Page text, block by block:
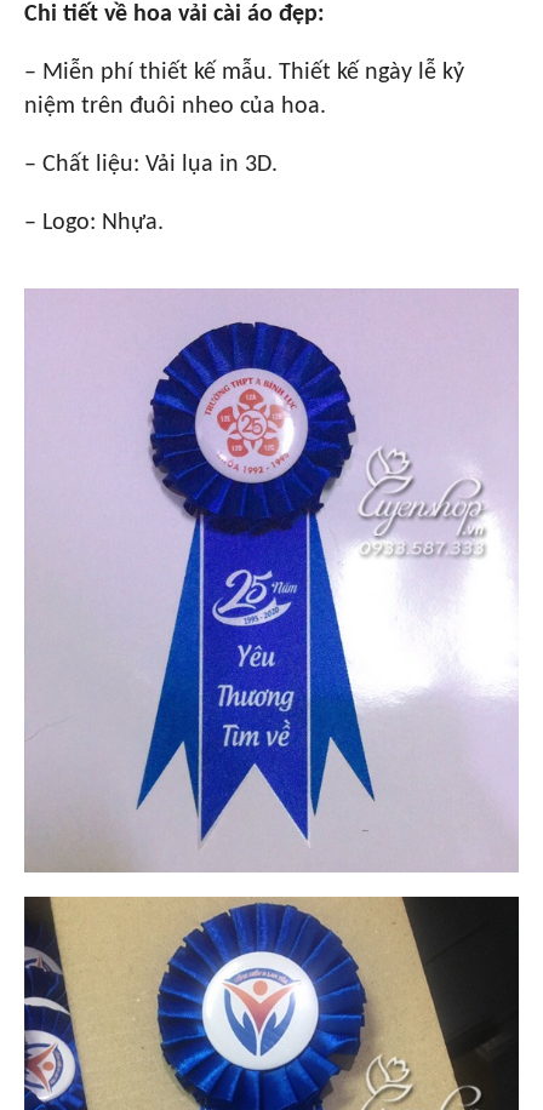
Chi tiết về hoa vải cài áo đẹp:
– Miễn phí thiết kế mẫu. Thiết kế ngày lễ kỷ
niệm trên đuôi nheo của hoa.
– Chất liệu: Vải lụa in 3D.
– Logo: Nhựa.